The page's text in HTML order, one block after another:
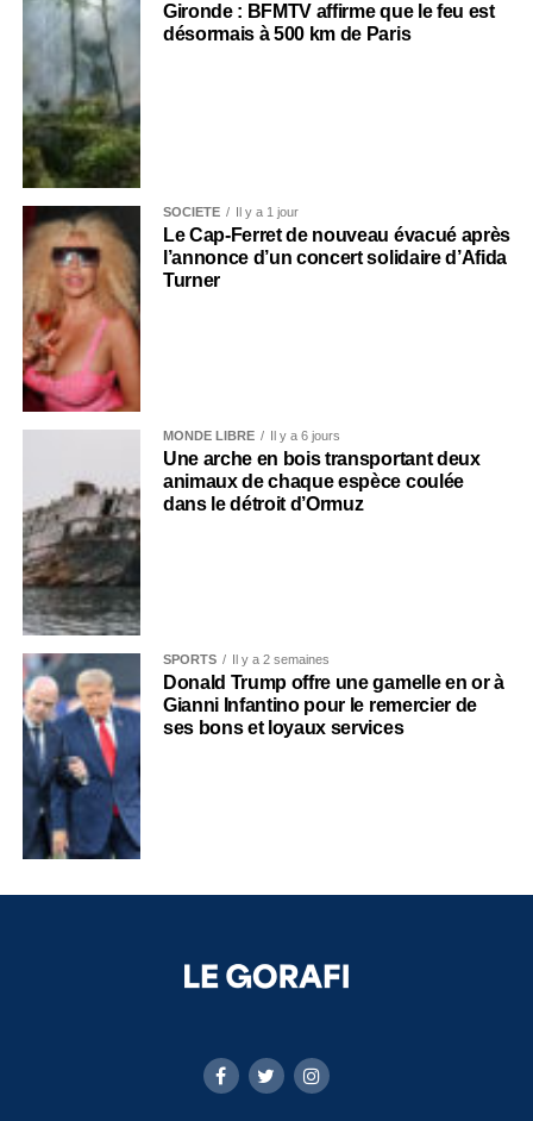
Gironde : BFMTV affirme que le feu est
désormais à 500 km de Paris
SOCIÉTÉ Il y a 1 jour
Le Cap-Ferret de nouveau évacué après
l’annonce d’un concert solidaire d’Afida
Turner
MONDE LIBRE Il y a 6 jours
Une arche en bois transportant deux
animaux de chaque espèce coulée
dans le détroit d’Ormuz
SPORTS Il y a 2 semaines
Donald Trump offre une gamelle en or à
Gianni Infantino pour le remercier de
ses bons et loyaux services